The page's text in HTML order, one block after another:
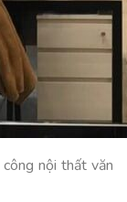
nội thất văn